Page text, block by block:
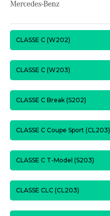
CLASSE C (W202)
CLASSE C (W203)
CLASSE C Break (S202)
CLASSE C Coupe Sport (CL203)
CLASSE C T-Model (S203)
CLASSE CLC (CL203)